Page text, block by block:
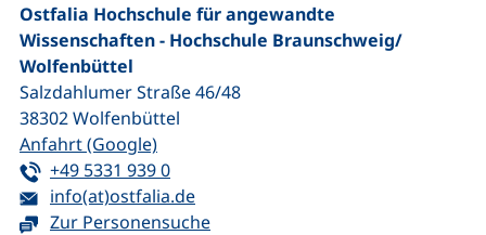
Ostfalia Hochschule für angewandte
Wissenschaften - Hochschule Braunschweig/​
Wolfenbüttel
Salzdahlumer Straße 46/48
38302Wolfenbüttel
Anfahrt (Google)(externer Link, öffnet neues Fenster)
Tel:
+49 5331 939 0(startet einen Telefonanruf, wenn Ihr
E-Mail:
info(at)ostfalia.de(öffnet Ihr E-Mail-Programm)
Zur Personensuche